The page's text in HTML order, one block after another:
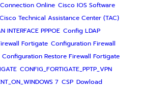
Online Cisco IOS Software
Cisco Technical Assistance Center (TAC)
INTERFACE PPPOE Config LDAP
Fortigate Configuration Firewall
Configuration Restore Firewall Fortigate
CONFIG_FORTIGATE_PPTP_VPN
7 CSP Dowload